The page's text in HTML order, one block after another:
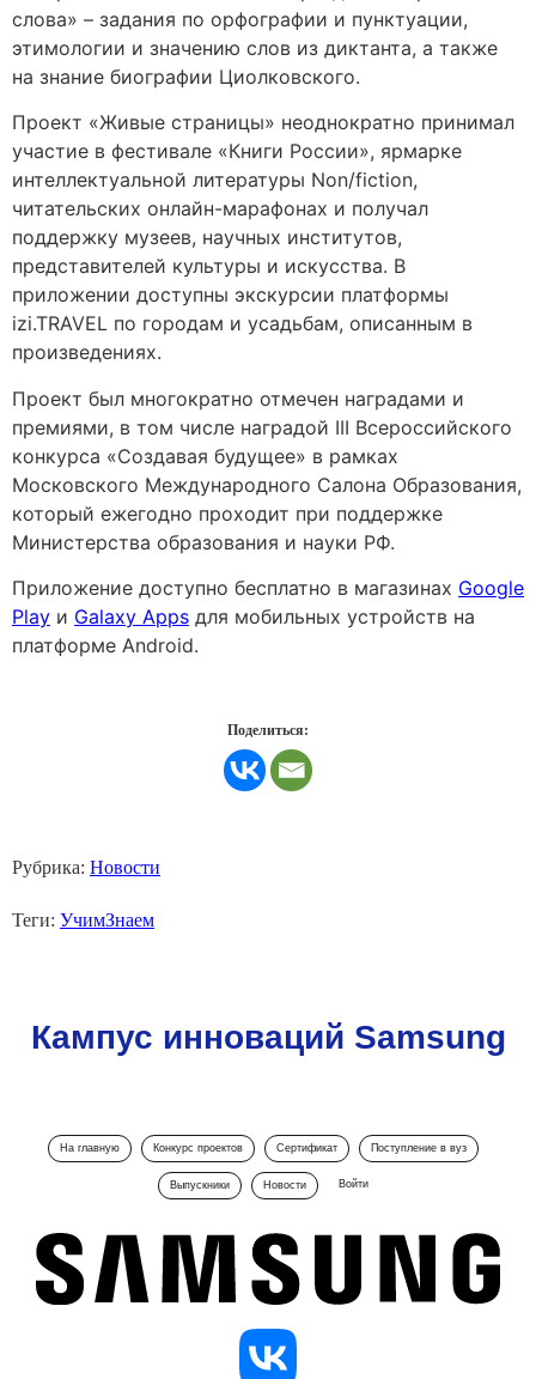
слова» – задания по орфографии и пунктуации,
этимологии и значению слов из диктанта, а также
на знание биографии Циолковского.
Проект «Живые страницы» неоднократно принимал
участие в фестивале «Книги России», ярмарке
интеллектуальной литературы Non/fiction,
читательских онлайн-марафонах и получал
поддержку музеев, научных институтов,
представителей культуры и искусства. В
приложении доступны экскурсии платформы
izi.TRAVEL по городам и усадьбам, описанным в
произведениях.
Проект был многократно отмечен наградами и
премиями, в том числе наградой III Всероссийского
конкурса «Создавая будущее» в рамках
Московского Международного Салона Образования,
который ежегодно проходит при поддержке
Министерства образования и науки РФ.
Приложение доступно бесплатно в магазинах Google
Play и Galaxy Apps для мобильных устройств на
платформе Android.
Поделиться:
Рубрика: Новости
Теги: УчимЗнаем
Кампус инноваций Samsung
На главную Конкурс проектов Сертификат Поступление в вуз
Выпускники Новости Войти